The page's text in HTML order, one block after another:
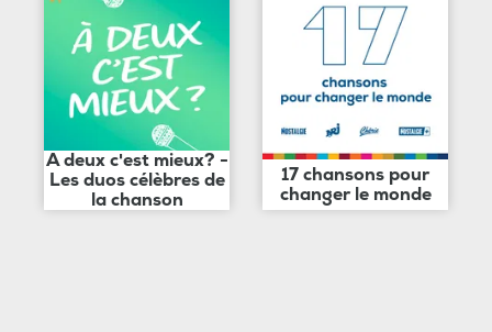
A deux c'est mieux? -
Les duos célèbres de
la chanson
17 chansons pour
changer le monde